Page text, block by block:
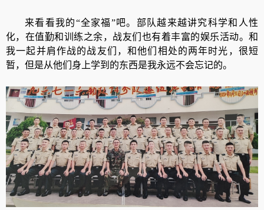
来看看我的“全家福”吧。部队越来越讲究科学和人性
化，在值勤和训练之余，战友们也有着丰富的娱乐活动。和
我一起并肩作战的战友们，和他们相处的两年时光，很短
暂，但是从他们身上学到的东西是我永远不会忘记的。